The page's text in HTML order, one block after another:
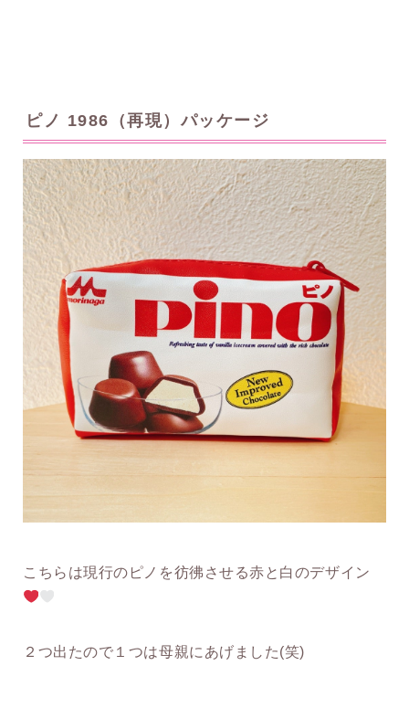
ピノ 1986（再現）パッケージ
こちらは現行のピノを彷彿させる赤と白のデザイン
２つ出たので１つは母親にあげました(笑)